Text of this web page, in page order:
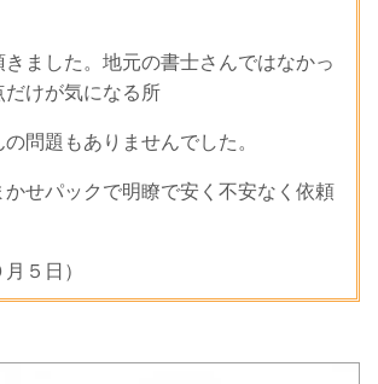
ました。地元の書士さんではなかっ
だけが気になる所
問題もありませんでした。
せパックで明瞭で安く不安なく依頼
５日）